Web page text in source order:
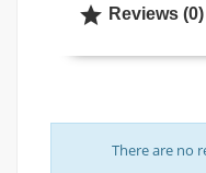
 Reviews
There are no